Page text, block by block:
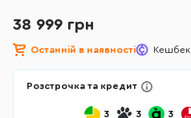
38 999 грн
Останній в наявності Кешбек
Розстрочка та кредит
3 3 3